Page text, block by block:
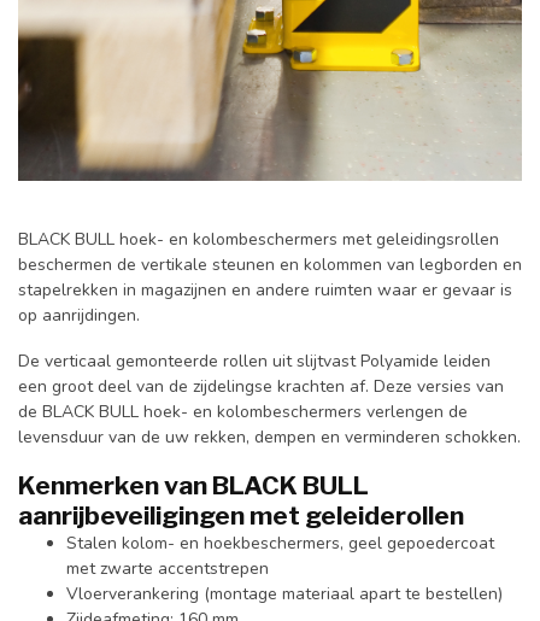
BLACK BULL hoek- en kolombeschermers met geleidingsrollen
beschermen de vertikale steunen en kolommen van legborden en
stapelrekken in magazijnen en andere ruimten waar er gevaar is
op aanrijdingen.
De verticaal gemonteerde rollen uit slijtvast Polyamide leiden
een groot deel van de zijdelingse krachten af. Deze versies van
de BLACK BULL hoek- en kolombeschermers verlengen de
levensduur van de uw rekken, dempen en verminderen schokken.
Kenmerken van BLACK BULL
aanrijbeveiligingen met geleiderollen
Stalen kolom- en hoekbeschermers, geel gepoedercoat
met zwarte accentstrepen
Vloerverankering (montage materiaal apart te bestellen)